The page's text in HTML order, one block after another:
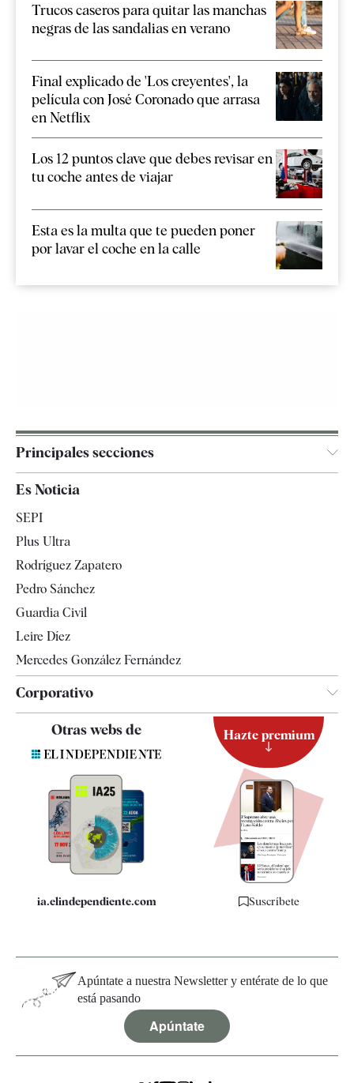
Trucos caseros para quitar las manchas
negras de las sandalias en verano
Final explicado de 'Los creyentes', la
película con José Coronado que arrasa
en Netflix
Los 12 puntos clave que debes revisar en
tu coche antes de viajar
Esta es la multa que te pueden poner
por lavar el coche en la calle
Principales secciones
España
Televisión
Es Noticia
SEPI
Plus Ultra
Rodríguez Zapatero
Pedro Sánchez
Guardia Civil
Leire Díez
Mercedes González Fernández
Corporativo
Contacto
Quiénes somos
Especificaciones
Otras webs de
ia.elindependiente.com
Hazte premium
Suscríbete
Apúntate a nuestra Newsletter y entérate de lo que
está pasando
Apúntate